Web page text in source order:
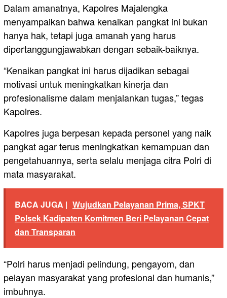
Dalam amanatnya, Kapolres Majalengka
menyampaikan bahwa kenaikan pangkat ini bukan
hanya hak, tetapi juga amanah yang harus
dipertanggungjawabkan dengan sebaik-baiknya.
“Kenaikan pangkat ini harus dijadikan sebagai
motivasi untuk meningkatkan kinerja dan
profesionalisme dalam menjalankan tugas,” tegas
Kapolres.
Kapolres juga berpesan kepada personel yang naik
pangkat agar terus meningkatkan kemampuan dan
pengetahuannya, serta selalu menjaga citra Polri di
mata masyarakat.
BACA JUGA | Wujudkan Pelayanan Prima, SPKT
Polsek Kadipaten Komitmen Beri Pelayanan Cepat
dan Transparan
“Polri harus menjadi pelindung, pengayom, dan
pelayan masyarakat yang profesional dan humanis,”
imbuhnya.